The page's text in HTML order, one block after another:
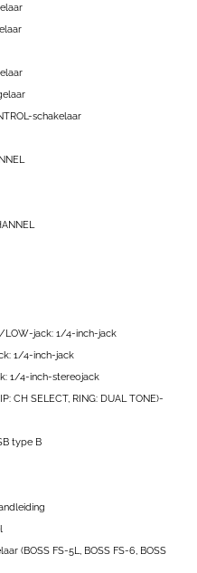
schakelaar
1/4-inch-jack
inch-jack
stereojack
RING: DUAL TONE)-
B
(BOSS FS-5L, BOSS FS-6, BOSS